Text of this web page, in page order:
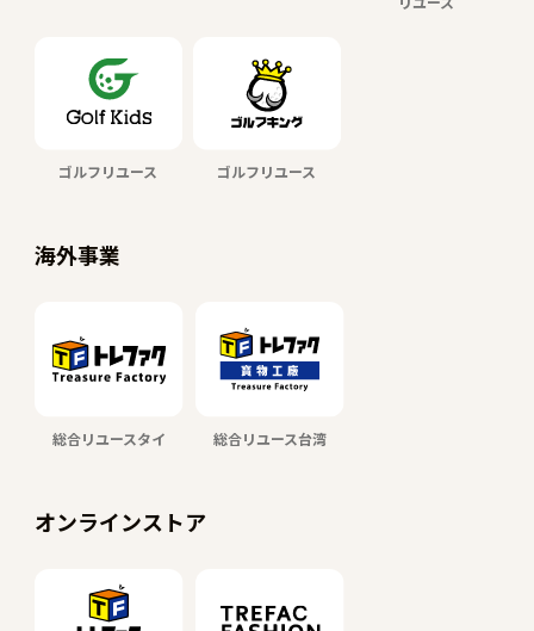
ゴルフリユース ゴルフリユース
海外事業
総合リユースタイ 総合リユース台湾
オンラインストア